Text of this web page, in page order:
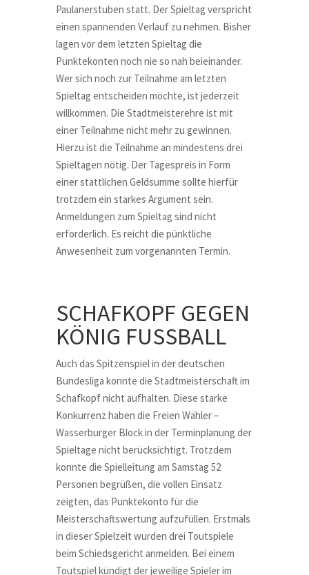
Paulanerstuben statt. Der Spieltag verspricht
einen spannenden Verlauf zu nehmen. Bisher
lagen vor dem letzten Spieltag die
Punktekonten noch nie so nah beieinander.
Wer sich noch zur Teilnahme am letzten
Spieltag entscheiden möchte, ist jederzeit
willkommen. Die Stadtmeisterehre ist mit
einer Teilnahme nicht mehr zu gewinnen.
Hierzu ist die Teilnahme an mindestens drei
Spieltagen nötig. Der Tagespreis in Form
einer stattlichen Geldsumme sollte hierfür
trotzdem ein starkes Argument sein.
Anmeldungen zum Spieltag sind nicht
erforderlich. Es reicht die pünktliche
Anwesenheit zum vorgenannten Termin.
SCHAFKOPF GEGEN
KÖNIG FUSSBALL
Auch das Spitzenspiel in der deutschen
Bundesliga konnte die Stadtmeisterschaft im
Schafkopf nicht aufhalten. Diese starke
Konkurrenz haben die Freien Wähler –
Wasserburger Block in der Terminplanung der
Spieltage nicht berücksichtigt. Trotzdem
konnte die Spielleitung am Samstag 52
Personen begrüßen, die vollen Einsatz
zeigten, das Punktekonto für die
Meisterschaftswertung aufzufüllen. Erstmals
in dieser Spielzeit wurden drei Toutspiele
beim Schiedsgericht anmelden. Bei einem
Toutspiel kündigt der jeweilige Spieler im